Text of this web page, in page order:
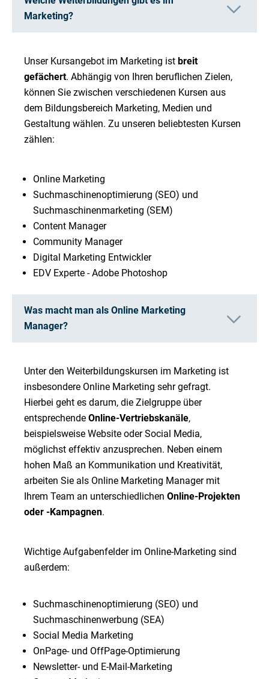
Marketing?
Unser Kursangebot im Marketing ist breit
gefächert. Abhängig von Ihren beruflichen Zielen,
können Sie zwischen verschiedenen Kursen aus
dem Bildungsbereich Marketing, Medien und
Gestaltung wählen. Zu unseren beliebtesten Kursen
zählen:
Online Marketing
Suchmaschinenoptimierung (SEO) und
Suchmaschinenmarketing (SEM)
Content Manager
Community Manager
Digital Marketing Entwickler
EDV Experte - Adobe Photoshop
Was macht man als Online Marketing
Manager?
Unter den Weiterbildungskursen im Marketing ist
insbesondere Online Marketing sehr gefragt.
Hierbei geht es darum, die Zielgruppe über
entsprechende Online-Vertriebskanäle,
beispielsweise Website oder Social Media,
möglichst effektiv anzusprechen. Neben einem
hohen Maß an Kommunikation und Kreativität,
arbeiten Sie als Online Marketing Manager mit
Ihrem Team an unterschiedlichen Online-Projekten
oder -Kampagnen.
Wichtige Aufgabenfelder im Online-Marketing sind
außerdem:
Suchmaschinenoptimierung (SEO) und
Suchmaschinenwerbung (SEA)
Social Media Marketing
OnPage- und OffPage-Optimierung
Newsletter- und E-Mail-Marketing